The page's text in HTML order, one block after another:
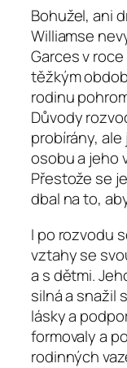
Bohužel, ani
Williamse
Garces v
těžkým
rodinu
Důvody
probírány, ale
osobu a jeho
Přestože se
dbal na to,
I po rozvodu
vztahy se
a s dětmi.
silná a snažil
lásky a
formovaly a
rodinných